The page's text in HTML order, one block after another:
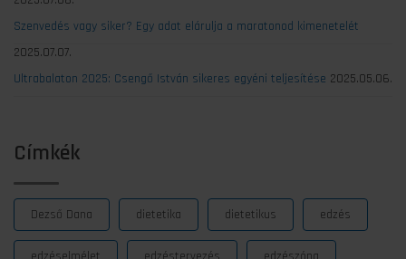
Szenvedés vagy siker? Egy adat elárulja a maratonod kimenetelét
2025.07.07.
Ultrabalaton 2025: Csengő István sikeres egyéni teljesítése 2025.05.06.
Címkék
Dezső Dana dietetika dietetikus edzés